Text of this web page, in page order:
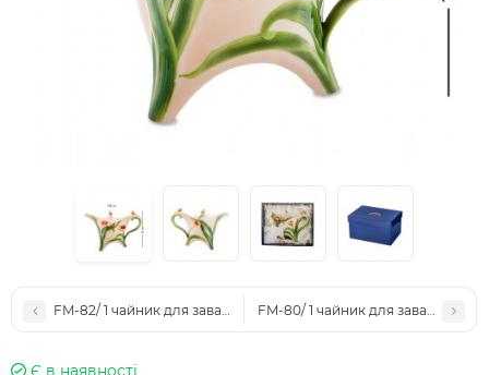
FM-82/ 1 чайник для заварювання "жаби і квіти Канни" (Pavone)
FM-80/ 1 чайник для
Є в наявності